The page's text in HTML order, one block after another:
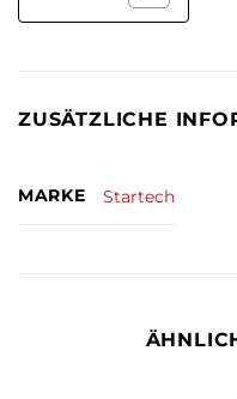
ZUSÄTZLICHE
MARKE Startech